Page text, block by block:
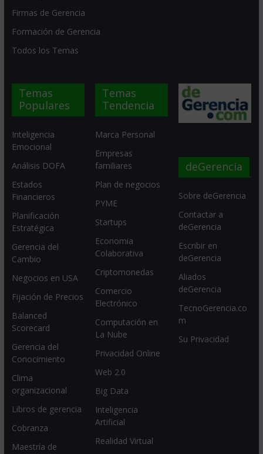
Firmas de Gerencia
Formación de Gerencia
Todos los Temas
Temas
Populares
Inteligencia
Emocional
Análisis DOFA
Estados
Financieros
Planificación
Estratégica
Gerencia del
Cambio
Negocios en USA
Fijación de Precios
Balanced
Scorecard
Gerencia del
Conocimiento
Clima
organizacional
Libros de gerencia
Cobranza
Maestría de
Temas
Tendencia
Marca Personal
Empresas
familiares
Plan de negocios
PYME
Startups
Economia
Colaborativa
Criptomonedas
Comercio
Electrónico
Computación en
La Nube
Privacidad Online
Web 2.0
Big Data
Inteligencia
Artificial
Realidad Virtual
deGerencia
Sobre deGerencia
Contactar a
deGerencia
Escribir en
deGerencia
Aliados
deGerencia
TecnoGerencia.co
m
Su Privacidad